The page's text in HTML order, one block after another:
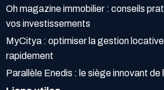
Oh magazine immobilier : conseils
vos investissements
MyCitya : optimiser la gestion
rapidement
Parallèle Enedis : le siège innovant